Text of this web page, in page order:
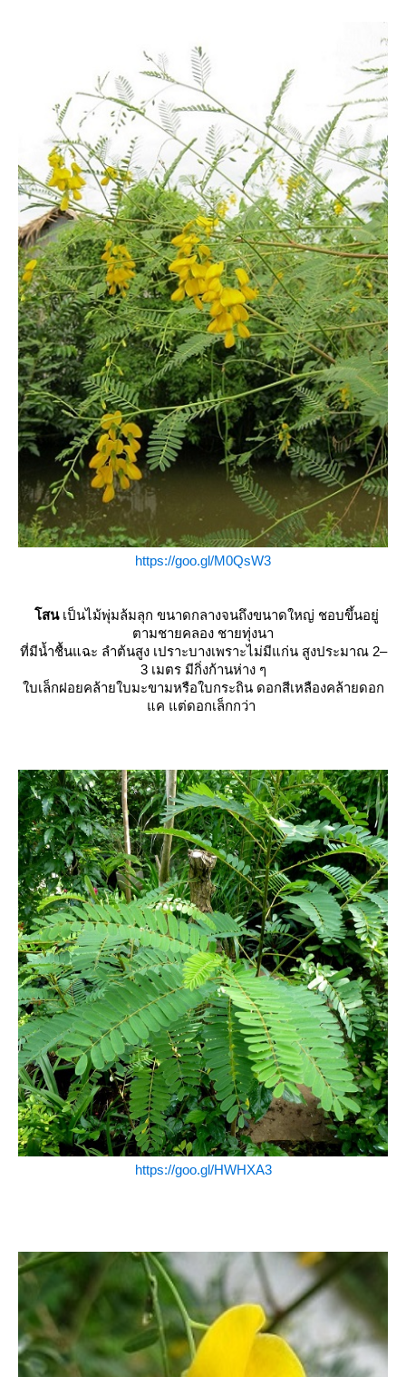
https://goo.gl/M0QsW3
สนเป็นไม้พุ่มล้มลุก ขนาดกลางจนถึงขนาดใหญ่ ชอบขึ้นอยู่
ตามชายคลอง ชายทุ่งนา
ที่มีน้ำชื้นแฉะ ลำต้นสูง เปราะบางเพราะไม่มีแก่น สูงประมาณ 2–
3 เมตร มีกิ่งก้านห่าง ๆ
บเล็กฝอยคล้ายใบมะขามหรือใบกระถิน ดอกสีเหลืองคล้ายดอก
ค แต่ดอกเล็กกว่า
https://goo.gl/HWHXA3